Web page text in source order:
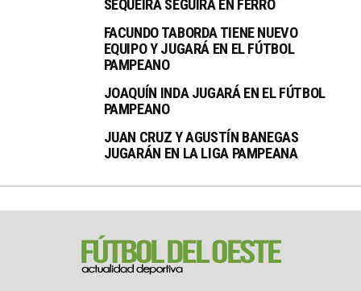
SEQUEIRA SEGUIRÁ EN FERRO
FACUNDO TABORDA TIENE NUEVO
EQUIPO Y JUGARÁ EN EL FÚTBOL
PAMPEANO
JOAQUÍN INDA JUGARÁ EN EL FÚTBOL
PAMPEANO
JUAN CRUZ Y AGUSTÍN BANEGAS
JUGARÁN EN LA LIGA PAMPEANA